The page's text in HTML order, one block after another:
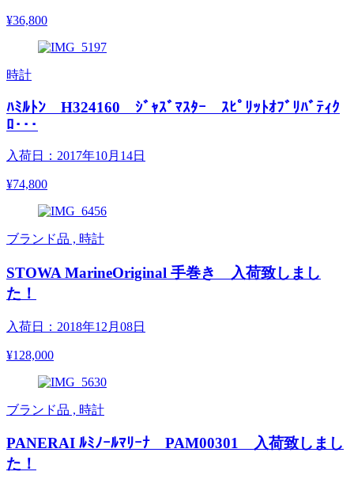
¥36,800
時計
ﾊﾐﾙﾄﾝ H324160 ｼﾞｬｽﾞﾏｽﾀｰ ｽﾋﾟﾘｯﾄｵﾌﾞﾘﾊﾞﾃｨｸ
ﾛ･･･
入荷日：2017年10月14日
¥74,800
ブランド品 , 時計
STOWA MarineOriginal 手巻き 入荷致しまし
た！
入荷日：2018年12月08日
¥128,000
ブランド品 , 時計
PANERAI ﾙﾐﾉｰﾙﾏﾘｰﾅ PAM00301 入荷致しまし
た！